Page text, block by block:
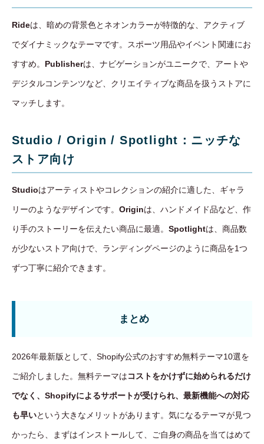
Rideは、暗めの背景色とネオンカラーが特徴的な、アクティブ
でダイナミックなテーマです。スポーツ用品やイベント関連にお
すすめ。 Publisherは、ナビゲーションがユニークで、アートや
デジタルコンテンツなど、クリエイティブな商品を扱うストアに
マッチします。
Studio / Origin / Spotlight：ニッチな
ストア向け
Studioはアーティストやコレクションの紹介に適した、ギャラ
リーのようなデザインです。 Originは、ハンドメイド品など、作
り手のストーリーを伝えたい商品に最適。 Spotlightは、商品数
が少ないストア向けで、ランディングページのように商品を1つ
ずつ丁寧に紹介できます。
まとめ
2026年最新版として、Shopify公式のおすすめ無料テーマ10選を
ご紹介しました。無料テーマはコストをかけずに始められるだけ
でなく、Shopifyによるサポートが受けられ、最新機能への対応
も早いという大きなメリットがあります。気になるテーマが見つ
かったら、まずはインストールして、ご自身の商品を当てはめて